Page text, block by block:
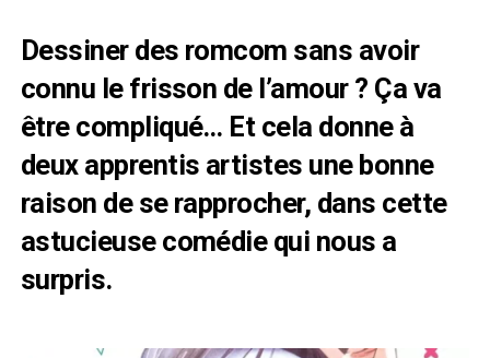
Dessiner des romcom sans avoir
connu le frisson de l’amour ? Ça va
être compliqué… Et cela donne à
deux apprentis artistes une bonne
raison de se rapprocher, dans cette
astucieuse comédie qui nous a
surpris.